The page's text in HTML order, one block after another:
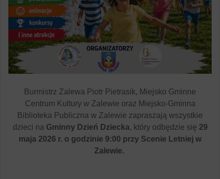
Burmistrz Zalewa Piotr Pietrasik, Miejsko Gminne
Centrum Kultury w Zalewie oraz Miejsko-Gminna
Biblioteka Publiczna w Zalewie zapraszają wszystkie
dzieci na Gminny Dzień Dziecka, który odbędzie się 29
maja 2026 r. o godzinie 9:00 przy Scenie Letniej w
Zalewie.